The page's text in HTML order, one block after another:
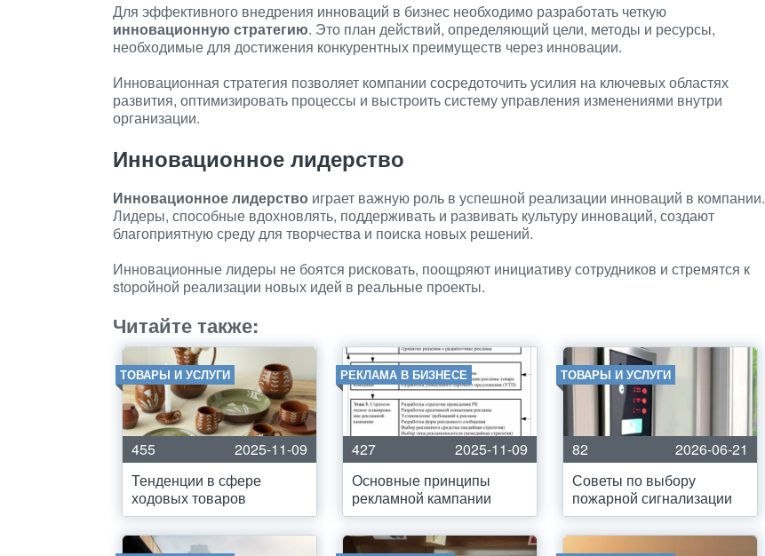
Для эффективного внедрения инноваций в бизнес необходимо разработать четкую
инновационную стратегию. Это план действий, определяющий цели, методы и ресурсы,
необходимые для достижения конкурентных преимуществ через инновации.
Инновационная стратегия позволяет компании сосредоточить усилия на ключевых областях
развития, оптимизировать процессы и выстроить систему управления изменениями внутри
организации.
Инновационное лидерство
Инновационное лидерство играет важную роль в успешной реализации инноваций в компании.
Лидеры, способные вдохновлять, поддерживать и развивать культуру инноваций, создают
благоприятную среду для творчества и поиска новых решений.
Инновационные лидеры не боятся рисковать, поощряют инициативу сотрудников и стремятся к
stоройной реализации новых идей в реальные проекты.
Читайте также:
ТОВАРЫ И УСЛУГИ
455
2025-11-09
Тенденции в сфере
ходовых товаров
РЕКЛАМА В БИЗНЕСЕ
427
2025-11-09
Основные принципы
рекламной кампании
ТОВАРЫ И УСЛУГИ
82
2026-06-21
Советы по выбору
пожарной сигнализации